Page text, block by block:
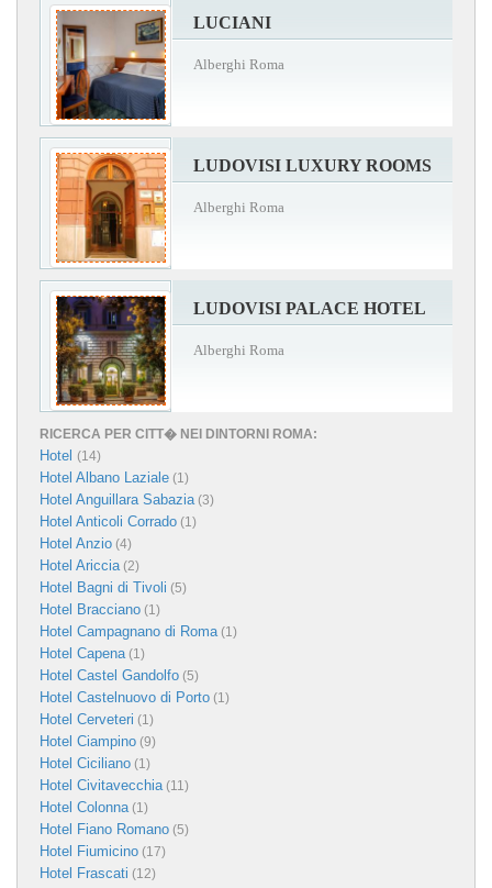
LUCIANI
Alberghi Roma
LUDOVISI LUXURY ROOMS
Alberghi Roma
LUDOVISI PALACE HOTEL
Alberghi Roma
RICERCA PER CITT� NEI DINTORNI ROMA:
Hotel (14)
Hotel Albano Laziale (1)
Hotel Anguillara Sabazia(3)
Hotel Anticoli Corrado (1)
Hotel Anzio (4)
Hotel Ariccia(2)
Hotel Bagni di Tivoli (5)
Hotel Bracciano (1)
Hotel Campagnano di Roma(1)
Hotel Capena(1)
Hotel Castel Gandolfo (5)
Hotel Castelnuovo di Porto (1)
Hotel Cerveteri (1)
Hotel Ciampino (9)
Hotel Ciciliano (1)
Hotel Civitavecchia(11)
Hotel Colonna(1)
Hotel Fiano Romano (5)
Hotel Fiumicino (17)
Hotel Frascati (12)